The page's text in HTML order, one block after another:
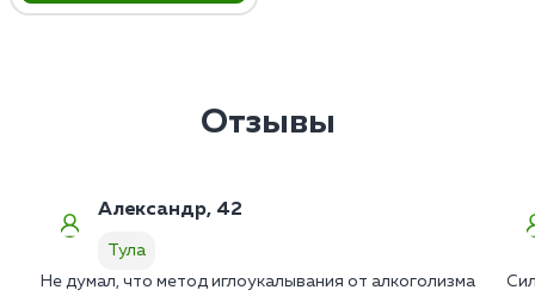
Отзывы
Александр, 42
Тула
Не думал, что метод иглоукалывания от алкоголизма